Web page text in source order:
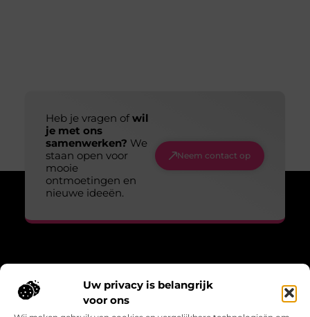
Uw privacy is belangrijk
voor ons
Heb je vragen ofwil
je met ons
samenwerken? We
staan open voor
mooie
ontmoetingen en
nieuwe ideeën.
Neem contact op
“Adem, wandel, leef – verhalen die bewegen.”